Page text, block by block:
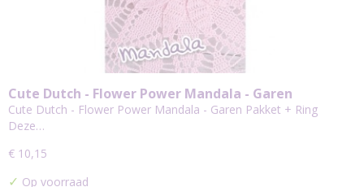
Cute Dutch - Flower Power Mandala - Garen
Pakket + Ring
Cute Dutch - Flower Power Mandala - Garen Pakket + Ring
Deze…
€ 10,15
✓ Op voorraad